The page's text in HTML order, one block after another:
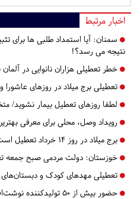
اخبار مرتبط
سمنان: آیا استمداد طلبی ها برای
نتیجه می رسد؟!
خطر تعطیلی هزاران نانوایی در آلمان با افزایش 4
تعطیلی برج میلاد در روزهای عاشورا
لطفا روزهای تعطیل بیمار نشوید/
رویداد وصل، محلی برای معرفی
برج میلاد در روز ۱۴ خرداد تعطیل است
خوزستان: دولت مردمی صبح جمعه
تعطیلی مهدهای کودک و دبستان‌های
حضور بیش از ۵۰ تولیدکننده نوشت‌افزار ایرانی در نمایشگاه قرآن